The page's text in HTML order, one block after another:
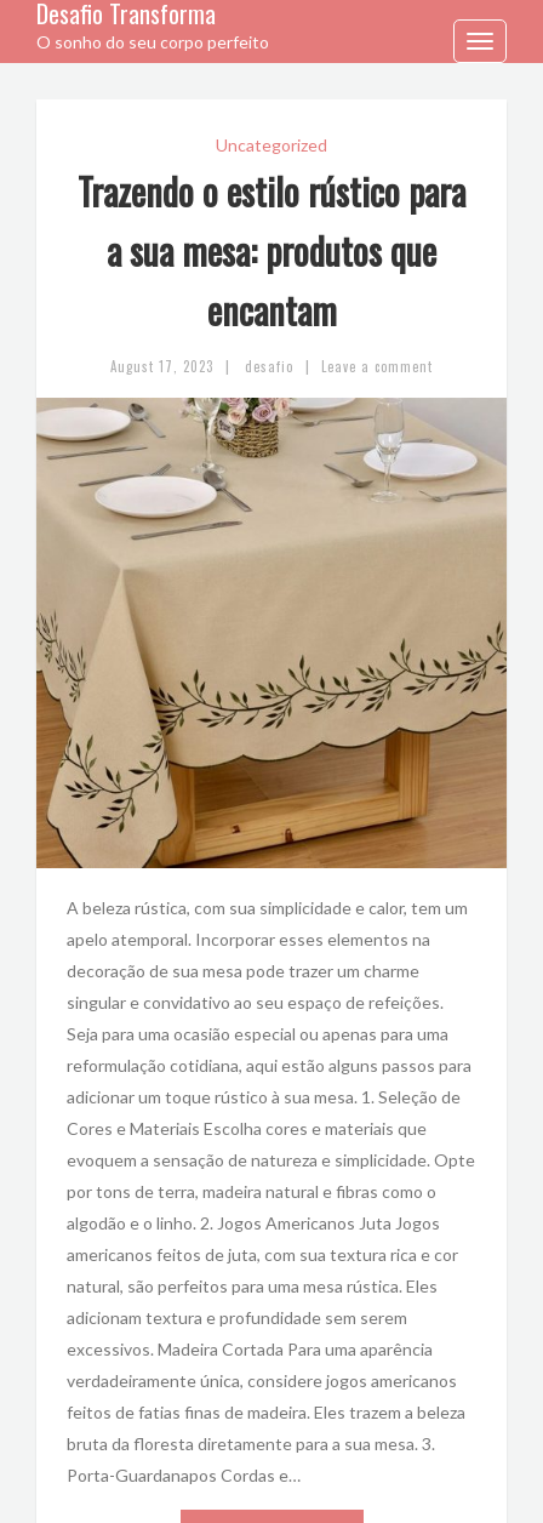
Desafio Transforma
O sonho do seu corpo perfeito
Toggle
Uncategorized
Trazendo o estilo rústico para
a sua mesa: produtos que
encantam
August 17, 2023 | desafio | Leave a comment
A beleza rústica, com sua simplicidade e calor, tem um
apelo atemporal. Incorporar esses elementos na
decoração de sua mesa pode trazer um charme
singular e convidativo ao seu espaço de refeições.
Seja para uma ocasião especial ou apenas para uma
reformulação cotidiana, aqui estão alguns passos para
adicionar um toque rústico à sua mesa. 1. Seleção de
Cores e Materiais Escolha cores e materiais que
evoquem a sensação de natureza e simplicidade. Opte
por tons de terra, madeira natural e fibras como o
algodão e o linho. 2. Jogos Americanos Juta Jogos
americanos feitos de juta, com sua textura rica e cor
natural, são perfeitos para uma mesa rústica. Eles
adicionam textura e profundidade sem serem
excessivos. Madeira Cortada Para uma aparência
verdadeiramente única, considere jogos americanos
feitos de fatias finas de madeira. Eles trazem a beleza
bruta da floresta diretamente para a sua mesa. 3.
Porta-Guardanapos Cordas e…